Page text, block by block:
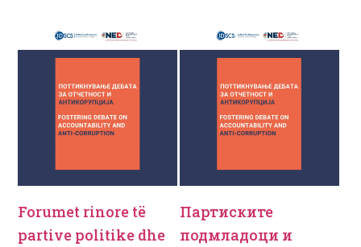
Forumet rinore të
partive politike dhe
Партиските
подмладоци и